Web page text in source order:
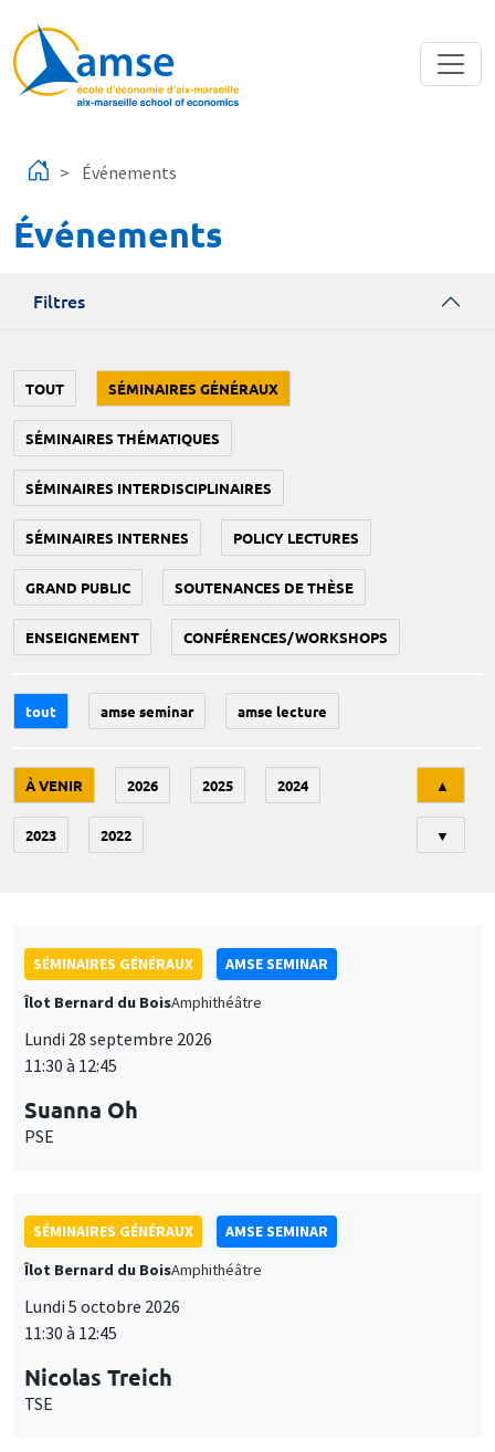
Événements
Événements
Filtres
TOUT SÉMINAIRES GÉNÉRAUX
SÉMINAIRES THÉMATIQUES
SÉMINAIRES INTERDISCIPLINAIRES
SÉMINAIRES INTERNES POLICY LECTURES
GRAND PUBLIC SOUTENANCES DE THÈSE
ENSEIGNEMENT CONFÉRENCES/WORKSHOPS
tout amse seminar amse lecture
À VENIR 2026 2025 2024
2023 2022
▲
▼
SÉMINAIRES GÉNÉRAUX
AMSE SEMINAR
Îlot Bernard du BoisAmphithéâtre
Lundi 28 septembre 2026
11:30 à 12:45
Suanna Oh
PSE
SÉMINAIRES GÉNÉRAUX
AMSE SEMINAR
Îlot Bernard du BoisAmphithéâtre
Lundi 5 octobre 2026
11:30 à 12:45
Nicolas Treich
TSE